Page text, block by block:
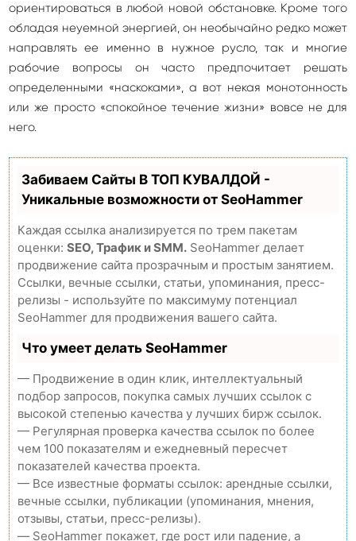
ориентироваться в любой новой обстановке. Кроме того
обладая неуемной энергией, он необычайно редко может
направлять ее именно в нужное русло, так и многие
рабочие вопросы он часто предпочитает решать
определенными «наскоками», а вот некая монотонность
или же просто «спокойное течение жизни» вовсе не для
него.
Забиваем Сайты В ТОП КУВАЛДОЙ -
Уникальные возможности от SeoHammer
Каждая ссылка анализируется по трем пакетам
оценки: SEO, Трафик и SMM. SeoHammer делает
продвижение сайта прозрачным и простым занятием.
Ссылки, вечные ссылки, статьи, упоминания, пресс-
релизы - используйте по максимуму потенциал
SeoHammer для продвижения вашего сайта.
Что умеет делать SeoHammer
— Продвижение в один клик, интеллектуальный
подбор запросов, покупка самых лучших ссылок с
высокой степенью качества у лучших бирж ссылок.
— Регулярная проверка качества ссылок по более
чем 100 показателям и ежедневный пересчет
показателей качества проекта.
— Все известные форматы ссылок: арендные ссылки,
вечные ссылки, публикации (упоминания, мнения,
отзывы, статьи, пресс-релизы).
— SeoHammer покажет, где рост или падение, а